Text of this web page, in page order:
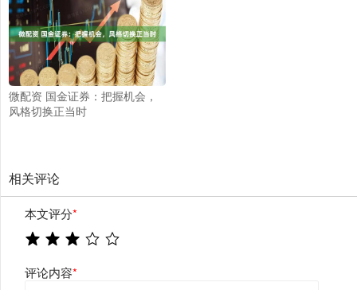
微配资 国金证券：把握机会，
风格切换正当时
相关评论
本文评分*
评论内容*